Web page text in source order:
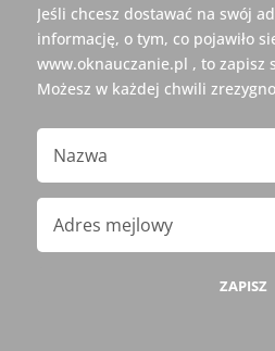
Jeśli chcesz dostawać na swój
informację, o tym, co pojawiło
www.oknauczanie.pl , to zapisz
Możesz w każdej chwili
ZAPISZ